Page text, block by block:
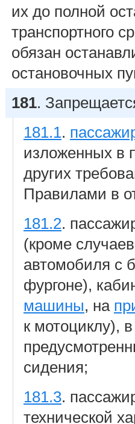
их до полной
транспортного
обязан
остановочных
181.
181.1.
изложенных в
других
Правилами в
181.2.
(кроме
автомобиля с
фургоне),
машины, на
к мотоциклу),
сидения;
181.3.
технической